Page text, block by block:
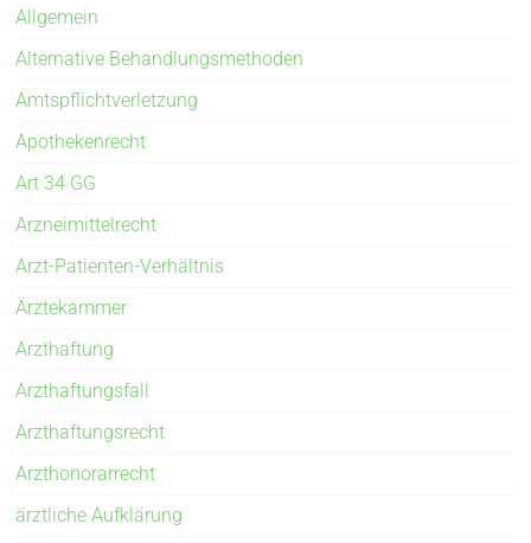
Allgemein
Alternative Behandlungsmethoden
Amtspflichtverletzung
Apothekenrecht
Art 34 GG
Arzneimittelrecht
Arzt-Patienten-Verhältnis
Ärztekammer
Arzthaftung
Arzthaftungsfall
Arzthaftungsrecht
Arzthonorarrecht
ärztliche Aufklärung